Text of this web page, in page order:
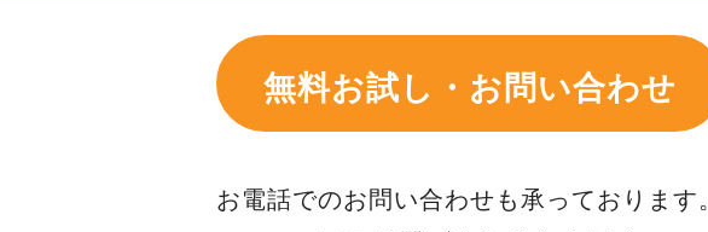
無料お試し・お問い合わせ
お電話でのお問い合わせも承っております。